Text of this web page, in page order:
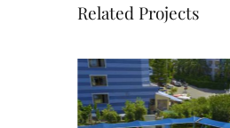
Related Projects